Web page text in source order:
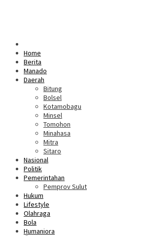
Home
Berita
Manado
Daerah
Bitung
Bolsel
Kotamobagu
Minsel
Tomohon
Minahasa
Mitra
Sitaro
Nasional
Politik
Pemerintahan
Pemprov Sulut
Hukum
Lifestyle
Olahraga
Bola
Humaniora